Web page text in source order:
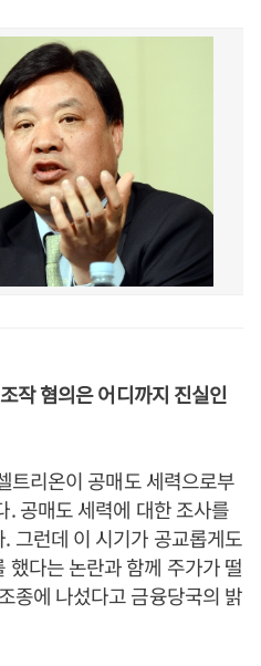
작 혐의은 어디까지 진실인
트리온이 공매도 세력으로부
. 공매도 세력에 대한 조사를
그런데 이 시기가 공교롭게도
다는 논란과 함께 주가가 떨
종에 나섰다고 금융당국의 밝